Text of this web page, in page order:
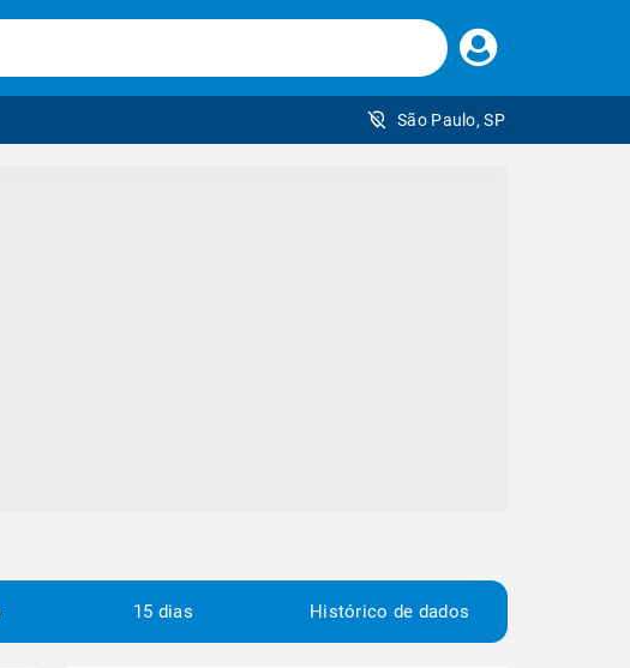
Faça
seu
São Paulo, SP
15 dias Histórico de dados